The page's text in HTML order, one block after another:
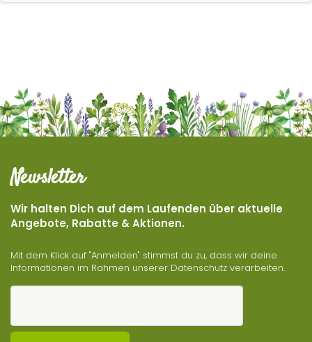
Newsletter
Wir halten Dich auf dem Laufenden über aktuelle
Angebote, Rabatte & Aktionen.
Mit dem Klick auf "Anmelden" stimmst du zu, dass wir deine
Informationen im Rahmen unserer Datenschutz verarbeiten.